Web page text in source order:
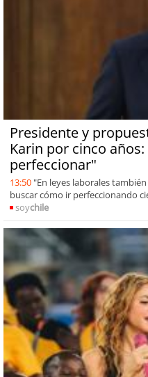
Presidente y
Karin por cinco
perfeccionar"
13:50 "En leyes laborales
buscar cómo ir perfeccionando
soychile